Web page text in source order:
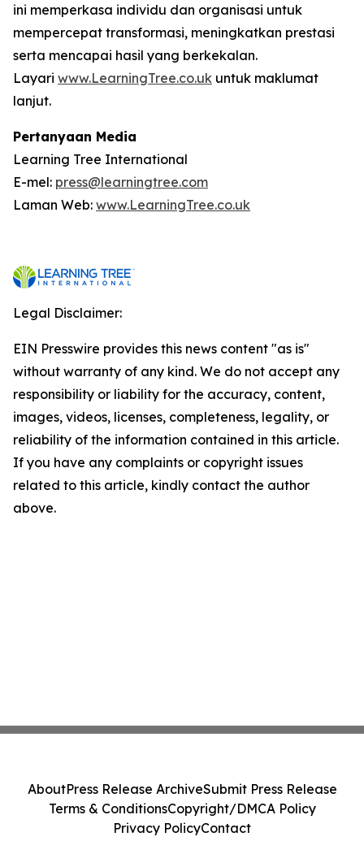
ini memperkasa individu dan organisasi untuk
mempercepat transformasi, meningkatkan prestasi
serta mencapai hasil yang berkekalan.
Layari www.LearningTree.co.uk untuk maklumat
lanjut.
Pertanyaan Media
Learning Tree International
E-mel: press@learningtree.com
Laman Web: www.LearningTree.co.uk
Legal Disclaimer:
EIN Presswire provides this news content "as is"
without warranty of any kind. We do not accept any
responsibility or liability for the accuracy, content,
images, videos, licenses, completeness, legality, or
reliability of the information contained in this article.
If you have any complaints or copyright issues
related to this article, kindly contact the author
above.
AboutPress Release ArchiveSubmit Press Release
Terms & ConditionsCopyright/DMCA Policy
Privacy PolicyContact